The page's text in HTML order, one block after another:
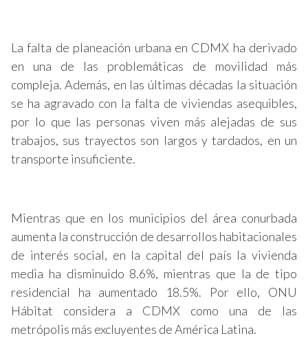
La falta de planeación urbana en CDMX ha derivado
en una de las problemáticas de movilidad más
compleja. Además, en las últimas décadas la situación
se ha agravado con la falta de viviendas asequibles,
por lo que las personas viven más alejadas de sus
trabajos, sus trayectos son largos y tardados, en un
transporte insuficiente.
Mientras que en los municipios del área conurbada
aumenta la construcción de desarrollos habitacionales
de interés social, en la capital del país la vivienda
media ha disminuido 8.6%, mientras que la de tipo
residencial ha aumentado 18.5%. Por ello, ONU
Hábitat considera a CDMX como una de las
metrópolis más excluyentes de América Latina.